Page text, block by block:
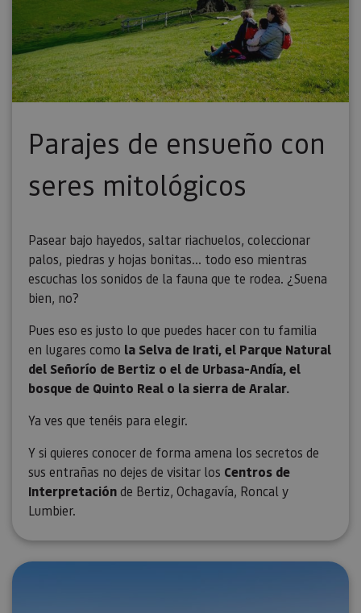
Parajes de ensueño con
seres mitológicos
Pasear bajo hayedos, saltar riachuelos, coleccionar
palos, piedras y hojas bonitas... todo eso mientras
escuchas los sonidos de la fauna que te rodea. ¿Suena
bien, no?
Pues eso es justo lo que puedes hacer con tu familia
en lugares como la Selva de Irati, el Parque Natural
del Señorío de Bertiz o el de Urbasa-Andía, el
bosque de Quinto Real o la sierra de Aralar.
Ya ves que tenéis para elegir.
Y si quieres conocer de forma amena los secretos de
sus entrañas no dejes de visitar los Centros de
Interpretaciónde Bertiz, Ochagavía, Roncal y
Lumbier.